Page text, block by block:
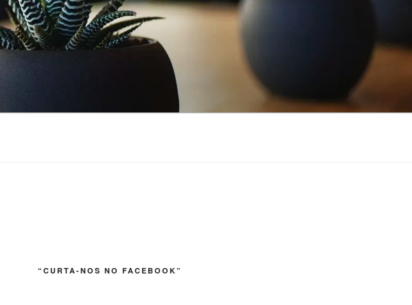
“CURTA-NOS NO FACEBOOK”